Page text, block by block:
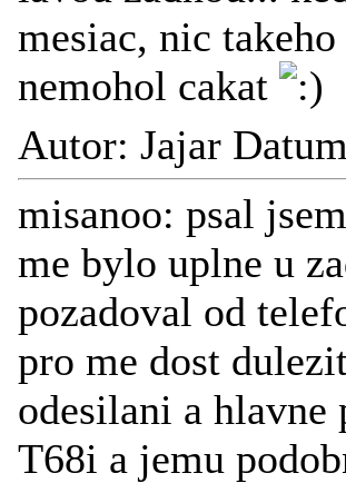
mesiac, nic
nemohol cakat
Autor: Jajar
misanoo: psal
me bylo uplne u
pozadoval od
pro me dost
odesilani a
T68i a jemu